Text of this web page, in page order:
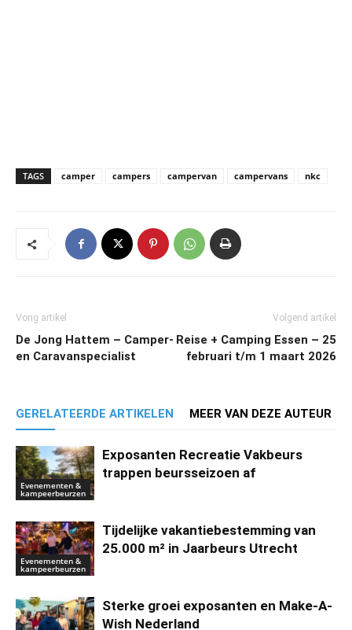
TAGS camper campers campervan campervans nkc
Vorig artikel
De Jong Hattem – Camper-
en Caravanspecialist
Volgend artikel
Reise + Camping Essen – 25
februari t/m 1 maart 2026
GERELATEERDE ARTIKELEN MEER VAN DEZE AUTEUR
Evenementen &
kampeerbeurzen
Exposanten Recreatie Vakbeurs
trappen beursseizoen af
Evenementen &
kampeerbeurzen
Tijdelijke vakantiebestemming van
25.000 m² in Jaarbeurs Utrecht
Sterke groei exposanten en Make-A-
Wish Nederland